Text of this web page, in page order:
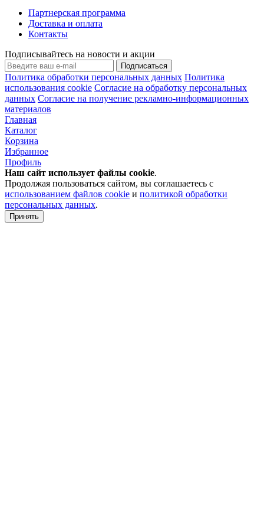
Партнерская программа
Доставка и оплата
Контакты
Подписывайтесь на новости и акции
Подписаться
Политика обработки персональных данных Политика
использования cookie Согласие на обработку персональных
данных Согласие на получение рекламно-информационных
материалов
Главная
Каталог
Корзина
Избранное
Профиль
Наш сайт использует файлы cookie.
Продолжая пользоваться сайтом, вы соглашаетесь с
использованием файлов cookie и политикой обработки
персональных данных.
Принять